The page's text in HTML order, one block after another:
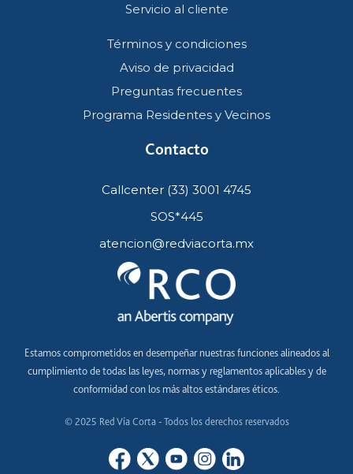
Estamos comprometidos en desempeñar nuestras funciones alineados al
cumplimiento de todas las leyes, normas y reglamentos aplicables y de
conformidad con los más altos estándares éticos.
© 2025 Red Vía Corta - Todos los derechos reservados
Servicio al cliente
Términos y condiciones
Aviso de privacidad
Preguntas frecuentes
Programa Residentes y Vecinos
Contacto
Callcenter (33) 3001 4745
SOS*445
atencion@redviacorta.mx